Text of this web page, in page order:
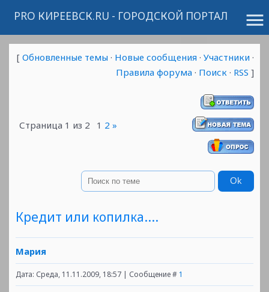
menu
PRO КИРЕЕВСК.RU - ГОРОДСКОЙ ПОРТАЛ
[ Обновленные темы · Новые сообщения · Участники ·
Правила форума · Поиск · RSS ]
Страница 1 из 2 1 2 »
Кредит или копилка....
Мария
Дата: Среда, 11.11.2009, 18:57 | Сообщение # 1